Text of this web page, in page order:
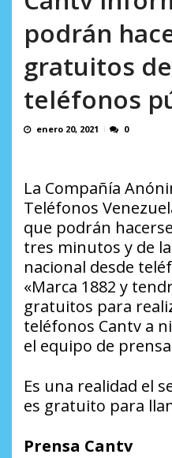
podrán
gratuitos
teléfonos
enero 20, 2021 0
La Compañía
Teléfonos
que podrán
tres minutos y de
nacional desde
«Marca 1882 y
gratuitos para
teléfonos Cantv a
el equipo de
Es una realidad el
es gratuito para
Prensa Cantv